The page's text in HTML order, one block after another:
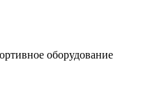
оборудование